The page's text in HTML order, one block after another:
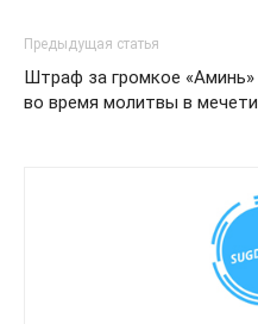
Предыдущая статья
Штраф за громкое «Аминь»
во время молитвы в мечети